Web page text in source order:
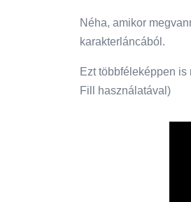
Néha, amikor
karakterláncából.
Ezt többféleképpen
Fill használatával)